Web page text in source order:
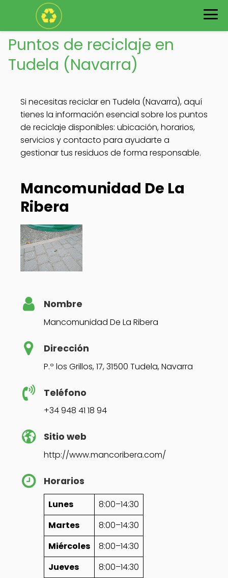
Puntos de reciclaje en
Tudela (Navarra)
Si necesitas reciclar en Tudela (Navarra), aquí
tienes la información esencial sobre los puntos
de reciclaje disponibles: ubicación, horarios,
servicios y contacto para ayudarte a
gestionar tus residuos de forma responsable.
Mancomunidad De La
Ribera
Nombre
Mancomunidad De La Ribera
Dirección
P.º los Grillos, 17, 31500 Tudela, Navarra
Teléfono
+34 948 41 18 94
Sitio web
http://www.mancoribera.com/
Horarios
Lunes
8:00–14:30
Martes
8:00–14:30
Miércoles
8:00–14:30
Jueves
8:00–14:30